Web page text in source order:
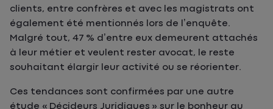
clients, entre confrères et avec les magistrats ont
également été mentionnés lors de l’enquête.
Malgré tout, 47 % d’entre eux demeurent attachés
à leur métier et veulent rester avocat, le reste
souhaitant élargir leur activité ou se réorienter.
Ces tendances sont confirmées par une autre
étude « Décideurs Juridiques » sur le bonheur au